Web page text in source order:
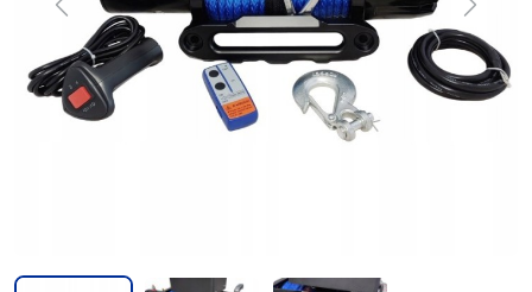
Previous Next